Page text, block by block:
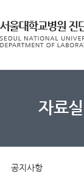
자료실
공지사항